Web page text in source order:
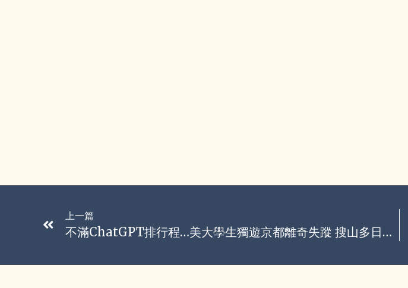
上一篇
不滿ChatGPT排行程…美大學生獨遊京都離奇失蹤 搜山多日驚見遺體